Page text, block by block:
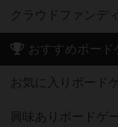
クラウドファンデ
おすすめボード
お気に入りボード
興味ありボードゲ